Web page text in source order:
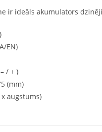
ir ideāls akumulators
EN)
/ + )
(mm)
augstums)